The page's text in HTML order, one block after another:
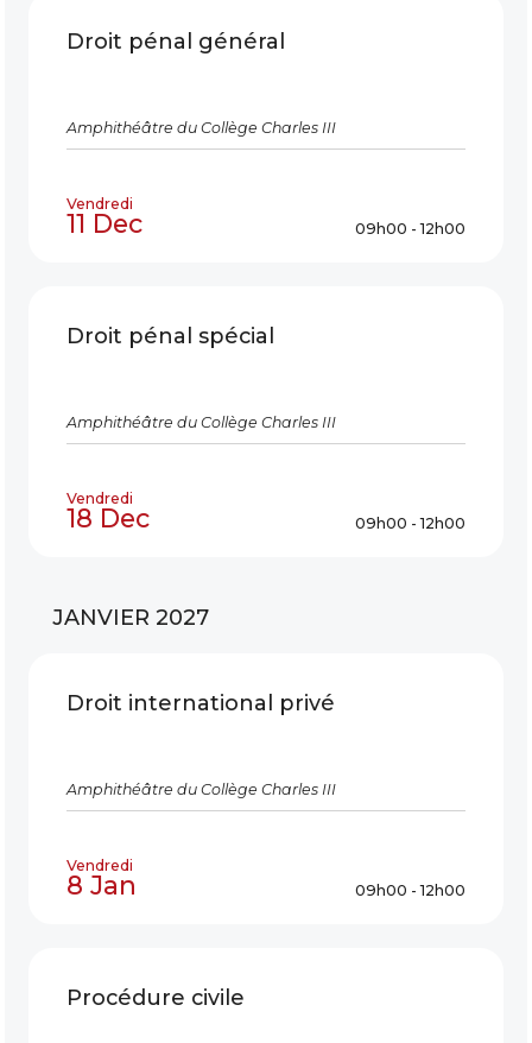
Droit pénal général
Amphithéâtre du Collège Charles III
Vendredi
11 Dec 09h00 - 12h00
Droit pénal spécial
Amphithéâtre du Collège Charles III
Vendredi
18 Dec 09h00 - 12h00
JANVIER 2027
Droit international privé
Amphithéâtre du Collège Charles III
Vendredi
8 Jan 09h00 - 12h00
Procédure civile